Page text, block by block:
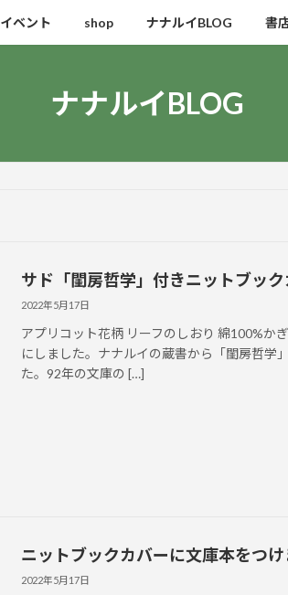
イベント shop ナナルイBLOG 書
ナナルイBLOG
サド「閨房哲学」付きニットブック
2022年5月17日
アプリコット花柄 リーフのしおり 綿100%か
にしました。ナナルイの蔵書から「閨房哲
た。92年の文庫の […]
ニットブックカバーに文庫本をつ
2022年5月17日